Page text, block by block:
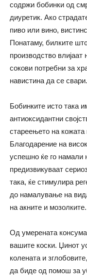
содржи бобинки од
диуретик. Ако
пиво или вино,
Понатаму, билките
производство
сокови потребни за
навистина да се свари.
Бобинките исто така
антиоксидантни
стареењето на кожата
Благодарение на
успешно ќе го намали
предизвикуваат
така, ќе стимулира
до намалување на
на акните и мозолките.
Од умерената
вашите коски. Џинот
колената и
да биде од помош за